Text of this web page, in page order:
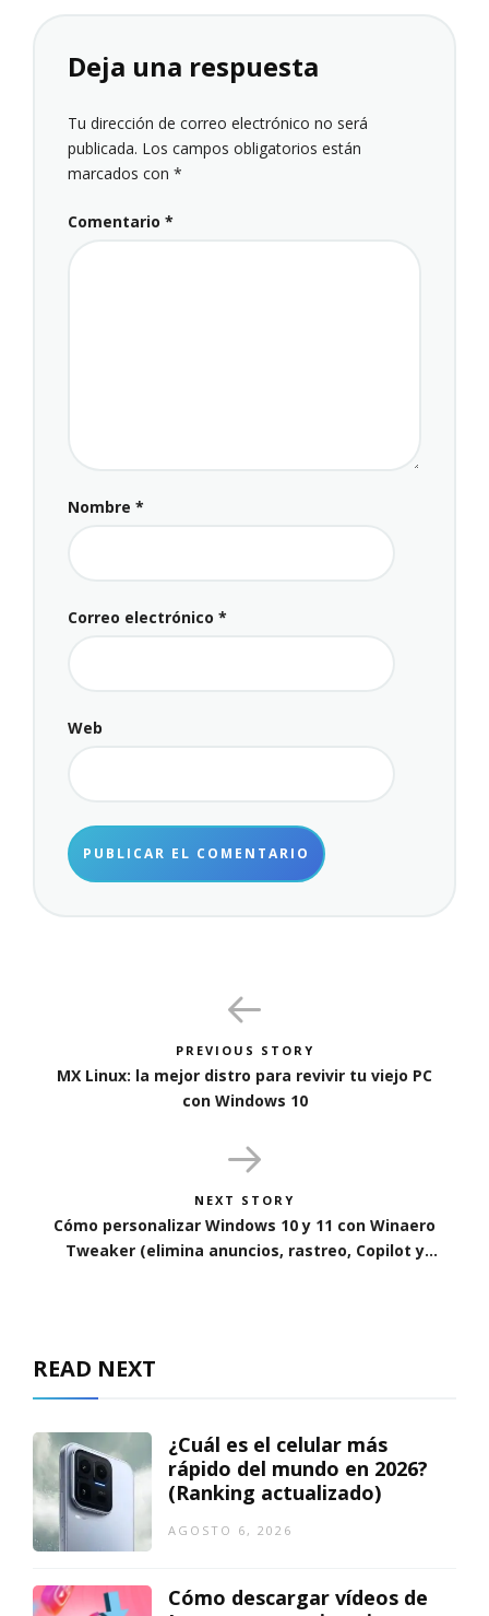
Deja una respuesta
Tu dirección de correo electrónico no será
publicada. Los campos obligatorios están
marcados con *
Comentario *
Nombre *
Correo electrónico *
Web
PREVIOUS STORY
MX Linux: la mejor distro para revivir tu viejo PC
con Windows 10
NEXT STORY
Cómo personalizar Windows 10 y 11 con Winaero
Tweaker (elimina anuncios, rastreo, Copilot y
READ NEXT
¿Cuál es el celular más
rápido del mundo en 2026?
(Ranking actualizado)
AGOSTO 6, 2026
Cómo descargar vídeos de